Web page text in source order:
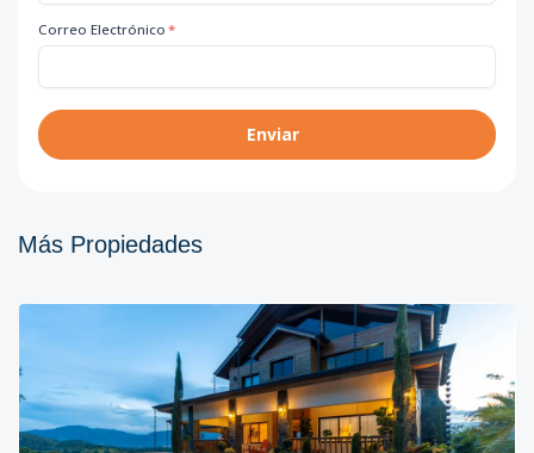
Correo Electrónico *
Enviar
Más Propiedades